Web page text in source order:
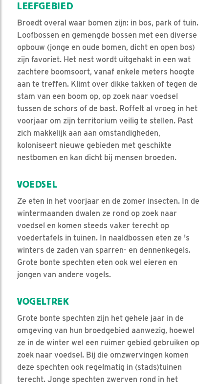
LEEFGEBIED
Broedt overal waar bomen zijn: in bos, park of tuin.
Loofbossen en gemengde bossen met een diverse
opbouw (jonge en oude bomen, dicht en open bos)
zijn favoriet. Het nest wordt uitgehakt in een wat
zachtere boomsoort, vanaf enkele meters hoogte
aan te treffen. Klimt over dikke takken of tegen de
stam van een boom op, op zoek naar voedsel
tussen de schors of de bast. Roffelt al vroeg in het
voorjaar om zijn territorium veilig te stellen. Past
zich makkelijk aan aan omstandigheden,
koloniseert nieuwe gebieden met geschikte
nestbomen en kan dicht bij mensen broeden.
VOEDSEL
Ze eten in het voorjaar en de zomer insecten. In de
wintermaanden dwalen ze rond op zoek naar
voedsel en komen steeds vaker terecht op
voedertafels in tuinen. In naaldbossen eten ze 's
winters de zaden van sparren- en dennenkegels.
Grote bonte spechten eten ook wel eieren en
jongen van andere vogels.
VOGELTREK
Grote bonte spechten zijn het gehele jaar in de
omgeving van hun broedgebied aanwezig, hoewel
ze in de winter wel een ruimer gebied gebruiken op
zoek naar voedsel. Bij die omzwervingen komen
deze spechten ook regelmatig in (stads)tuinen
terecht. Jonge spechten zwerven rond in het